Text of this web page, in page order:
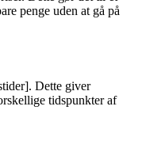
penge uden at gå på
Dette giver
tidspunkter af